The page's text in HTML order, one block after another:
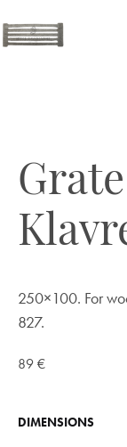
Grate |
250×100. For
827.
89€
DIMENSIONS